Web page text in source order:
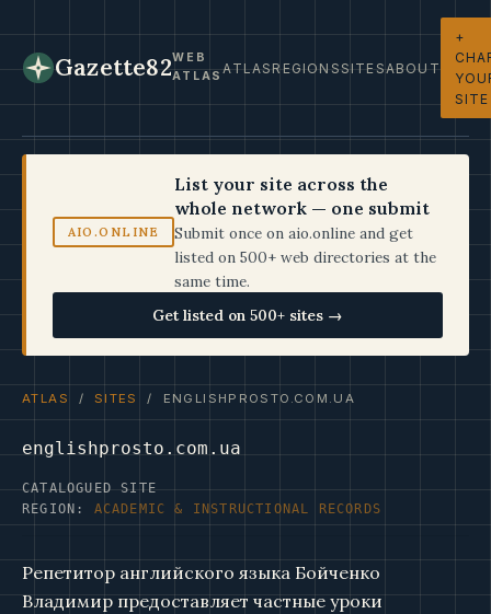
Gazette82WEB
ATLASATLASREGIONSSITESABOUT
+
SITE
AIO.ONLINE
List your site across the
whole network — one submit
Submit once on aio.online and get
listed on 500+ web directories at the
same time.
Get listed on 500+ sites →
ATLAS / SITES / ENGLISHPROSTO.COM.UA
englishprosto.com.ua
CATALOGUED SITE
REGION: ACADEMIC & INSTRUCTIONAL RECORDS
Репетитор английского языка Бойченко
Владимир предоставляет частные уроки